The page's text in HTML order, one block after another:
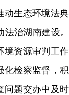
生态环境法
治湖南建设
资源审判工
检察监督，
题交办中及